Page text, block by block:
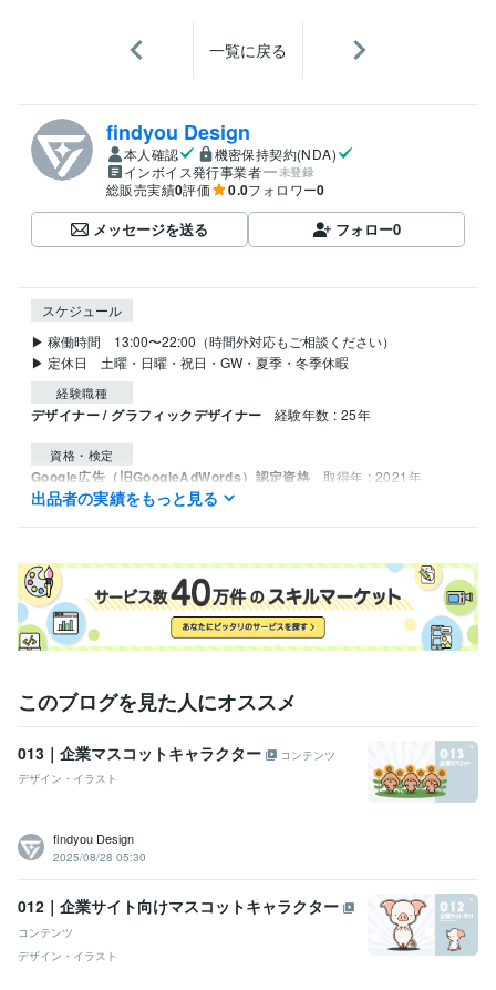
一覧に戻る
findyou Design
本人確認
機密保持契約(NDA)
インボイス発行事業者
未登録
総販売実績0評価 0.0フォロワー0
メッセージを送る フォロー0
スケジュール
▶ 稼働時間　13:00〜22:00（時間外対応もご相談ください）
▶ 定休日　土曜・日曜・祝日・GW・夏季・冬季休暇
経験職種
デザイナー / グラフィックデザイナー 経験年数 : 25年
資格・検定
Google広告（旧GoogleAdWords）認定資格 取得年 : 2021年
Google アナリティクス個人認定資格（GAIQ）
CSS:15年HTML:20年JavaScript:15年MySQL:10年
ビジネス・クリエイティブツール
Adobe Photoshop:25年Adobe Premiere Pro:10年
Adobe Illustrator:25年CLIP STUDIO PAINT:1年
イラスト作成・漫画制作 マスコットキャラクター制作
出品者の実績をもっと見る
このブログを見た人にオススメ
013｜企業マスコットキャラクター
コンテンツ
デザイン・イラスト
findyou Design
2025/08/28 05:30
012｜企業サイト向けマスコットキャラクター
コンテンツ
デザイン・イラスト